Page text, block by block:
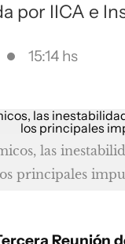
por IICA e
15:14 hs
las
principales